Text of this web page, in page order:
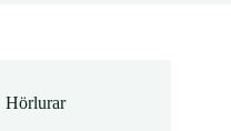
Hörlurar